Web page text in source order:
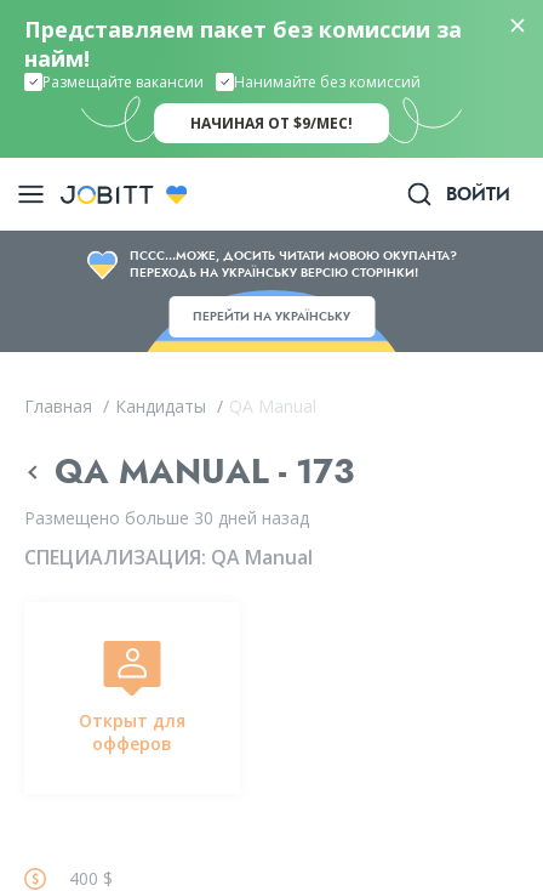
Представляем пакет без комиссии за
найм!
Размещайте вакансии Нанимайте без комиссий
НАЧИНАЯ ОТ $9/МЕС!
ВОЙТИ
ПССС...МОЖЕ, ДОСИТЬ ЧИТАТИ МОВОЮ ОКУПАНТА?
ПЕРЕХОДЬ НА УКРАЇНСЬКУ ВЕРСІЮ СТОРІНКИ!
ПЕРЕЙТИ НА УКРАЇНСЬКУ
Главная / Кандидаты / QA Manual
QA MANUAL - 173
Размещено больше 30 дней назад
СПЕЦИАЛИЗАЦИЯ: QA Manual
Открыт для
офферов
400 $